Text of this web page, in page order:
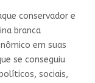
conservador e
branca
em suas
se conseguiu
sociais,